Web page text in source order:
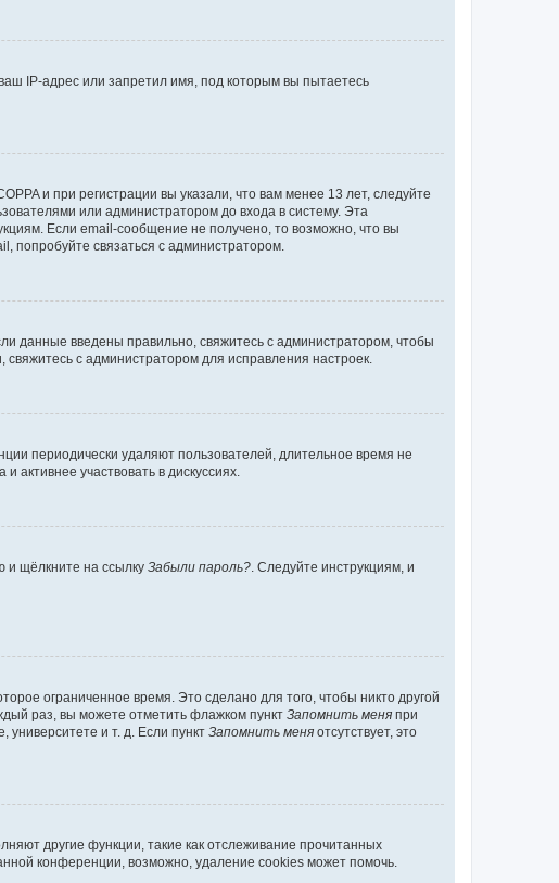
IP-адрес или запретил имя, под которым вы пытаетесь
и при регистрации вы указали, что вам менее 13 лет, следуйте
или администратором до входа в систему. Эта
Если email-сообщение не получено, то возможно, что вы
попробуйте связаться с администратором.
данные введены правильно, свяжитесь с администратором, чтобы
с администратором для исправления настроек.
периодически удаляют пользователей, длительное время не
участвовать в дискуссиях.
и щёлкните на ссылку Забыли пароль? . Следуйте инструкциям, и
ограниченное время. Это сделано для того, чтобы никто другой
раз, вы можете отметить флажком пункт Запомнить меня при
и т. д. Если пункт Запомнить меня отсутствует, это
другие функции, такие как отслеживание прочитанных
конференции, возможно, удаление cookies может помочь.